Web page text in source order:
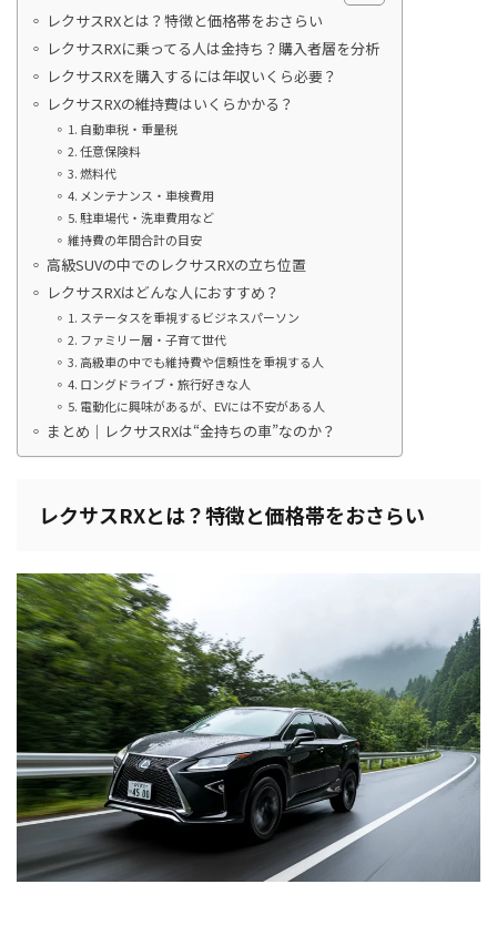
レクサスRXとは？特徴と価格帯をおさらい
レクサスRXに乗ってる人は金持ち？購入者層を分析
レクサスRXを購入するには年収いくら必要？
レクサスRXの維持費はいくらかかる？
1. 自動車税・重量税
2. 任意保険料
3. 燃料代
4. メンテナンス・車検費用
5. 駐車場代・洗車費用など
維持費の年間合計の目安
高級SUVの中でのレクサスRXの立ち位置
レクサスRXはどんな人におすすめ？
1. ステータスを重視するビジネスパーソン
2. ファミリー層・子育て世代
3. 高級車の中でも維持費や信頼性を重視する人
4. ロングドライブ・旅行好きな人
5. 電動化に興味があるが、EVには不安がある人
まとめ｜レクサスRXは“金持ちの車”なのか？
レクサスRXとは？特徴と価格帯をおさらい